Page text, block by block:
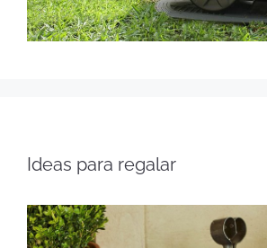
Ideas para regalar